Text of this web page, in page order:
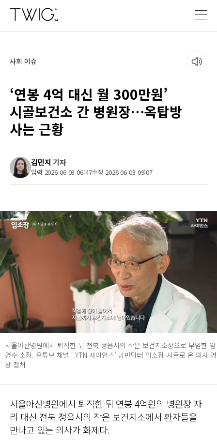
사회 이슈
‘연봉 4억 대신 월 300만원’
시골보건소 간 병원장…옥탑방
사는 근황
김민지 기자
입력 2026 06 03 06:47수정 2026 06 03 09:07
서울아산병원에서 퇴직한 뒤 전북 정읍시의 작은 보건지소장으로 부임한 임
경수 소장. 유튜브 채널 ‘ YTN 사이언스’ 낭만닥터 임소장-시골로 온 의사 영
상 캡처
서울아산병원에서 퇴직한 뒤 연봉 4억원의 병원장 자
리 대신 전북 정읍시의 작은 보건지소에서 환자들을
만나고 있는 의사가 화제다.